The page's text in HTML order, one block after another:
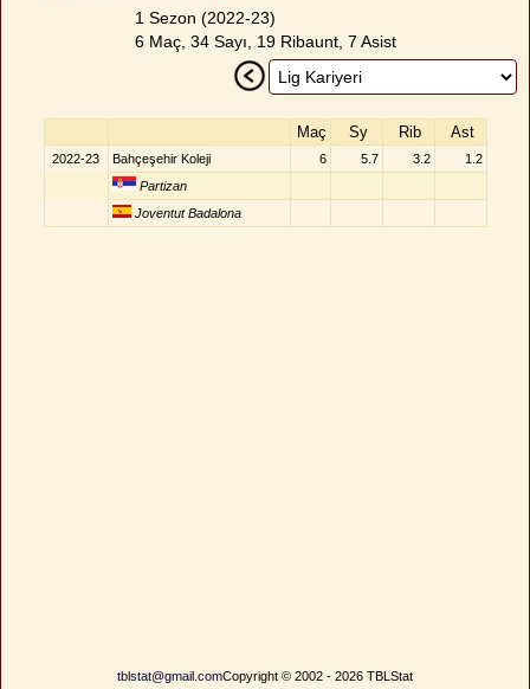
1 Sezon (2022-23)
6 Maç, 34 Sayı, 19 Ribaunt, 7 Asist
Maç Sy Rib Ast
2022-23 Bahçeşehir Koleji 6 5.7 3.2
1.2
Partizan
Joventut Badalona
tblstat@gmail.comCopyright © 2002 - 2026 TBLStat